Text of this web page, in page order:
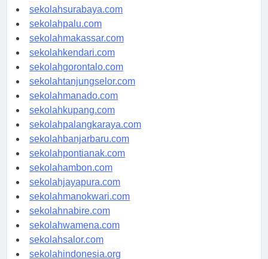
sekolahmataram.com
sekolahsurabaya.com
sekolahpalu.com
sekolahmakassar.com
sekolahkendari.com
sekolahgorontalo.com
sekolahtanjungselor.com
sekolahmanado.com
sekolahkupang.com
sekolahpalangkaraya.com
sekolahbanjarbaru.com
sekolahpontianak.com
sekolahambon.com
sekolahjayapura.com
sekolahmanokwari.com
sekolahnabire.com
sekolahwamena.com
sekolahsalor.com